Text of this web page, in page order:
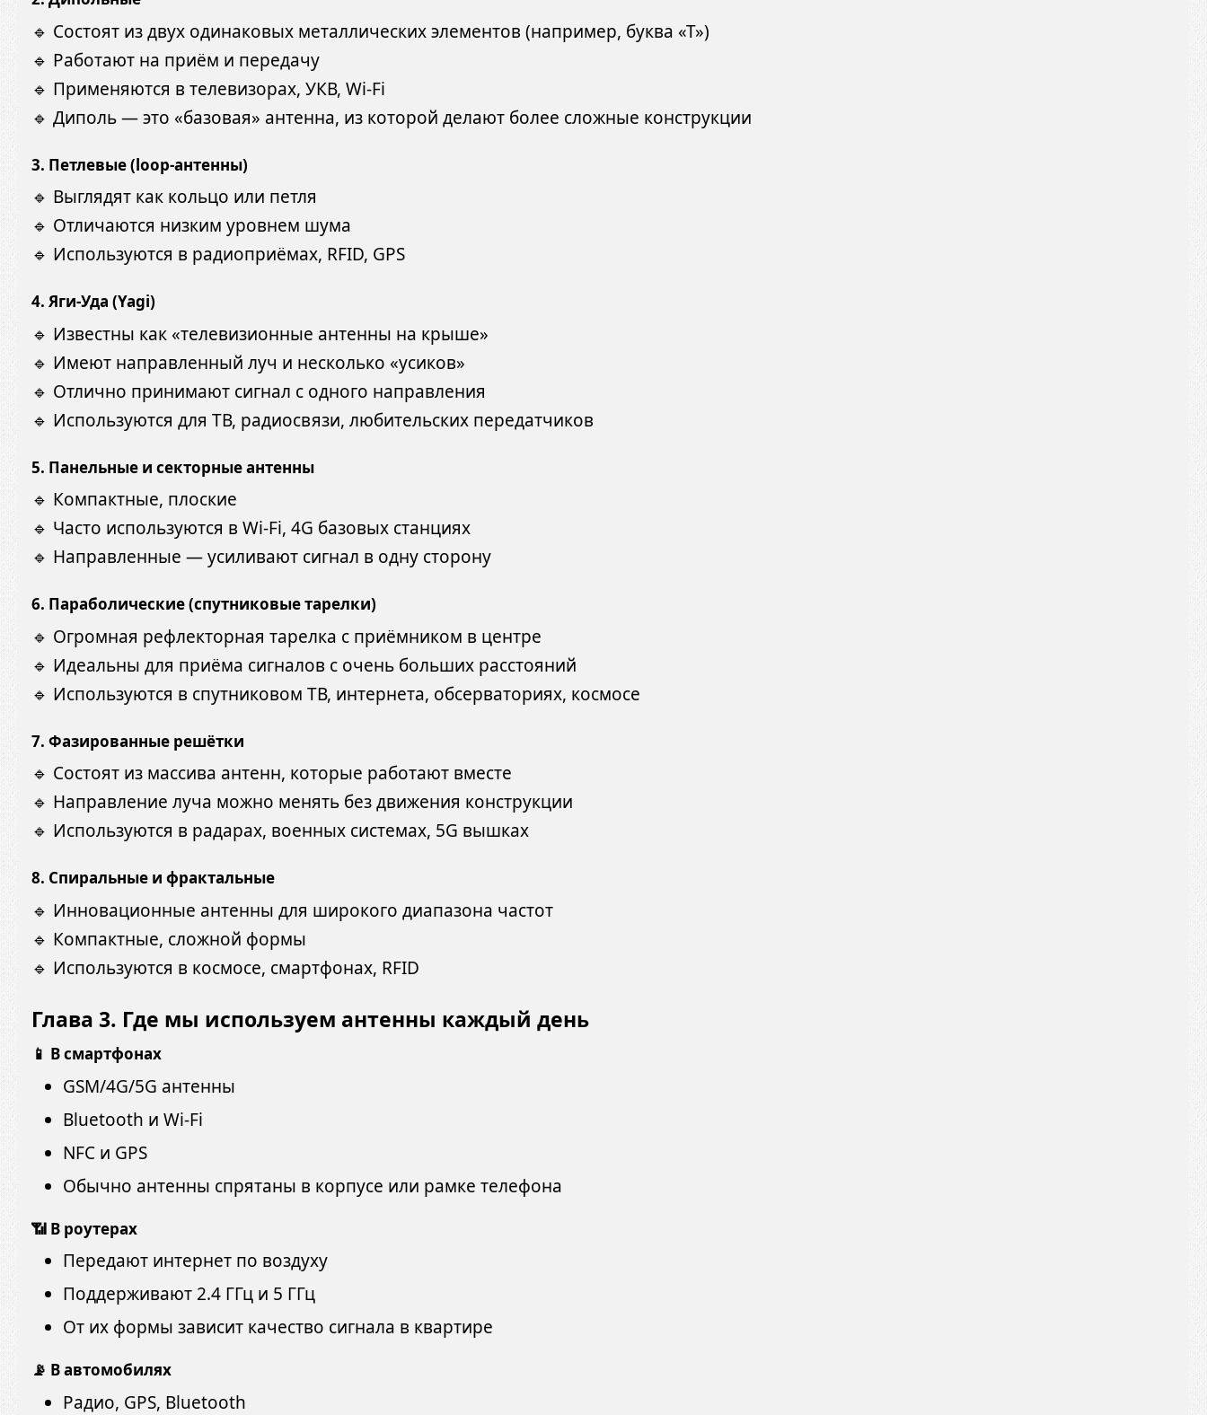
🔹 Состоят из двух одинаковых металлических элементов (например, буква «Т»)
🔹 Работают на приём и передачу
🔹 Применяются в телевизорах, УКВ, Wi-Fi
🔹 Диполь — это «базовая» антенна, из которой делают более сложные конструкции
3. Петлевые (loop-антенны)
🔹 Выглядят как кольцо или петля
🔹 Отличаются низким уровнем шума
🔹 Используются в радиоприёмах, RFID, GPS
4. Яги-Уда (Yagi)
🔹 Известны как «телевизионные антенны на крыше»
🔹 Имеют направленный луч и несколько «усиков»
🔹 Отлично принимают сигнал с одного направления
🔹 Используются для ТВ, радиосвязи, любительских передатчиков
5. Панельные и секторные антенны
🔹 Компактные, плоские
🔹 Часто используются в Wi-Fi, 4G базовых станциях
🔹 Направленные — усиливают сигнал в одну сторону
6. Параболические (спутниковые тарелки)
🔹 Огромная рефлекторная тарелка с приёмником в центре
🔹 Идеальны для приёма сигналов с очень больших расстояний
🔹 Используются в спутниковом ТВ, интернета, обсерваториях, космосе
7. Фазированные решётки
🔹 Состоят из массива антенн, которые работают вместе
🔹 Направление луча можно менять без движения конструкции
🔹 Используются в радарах, военных системах, 5G вышках
8. Спиральные и фрактальные
🔹 Инновационные антенны для широкого диапазона частот
🔹 Компактные, сложной формы
🔹 Используются в космосе, смартфонах, RFID
Глава 3. Где мы используем антенны каждый день
📱 В смартфонах
GSM/4G/5G антенны
Bluetooth и Wi-Fi
NFC и GPS
Обычно антенны спрятаны в корпусе или рамке телефона
📶 В роутерах
Передают интернет по воздуху
Поддерживают 2.4 ГГц и 5 ГГц
От их формы зависит качество сигнала в квартире
📡 В автомобилях
Радио, GPS, Bluetooth